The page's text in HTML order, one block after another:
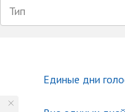
Тип
Единые дни